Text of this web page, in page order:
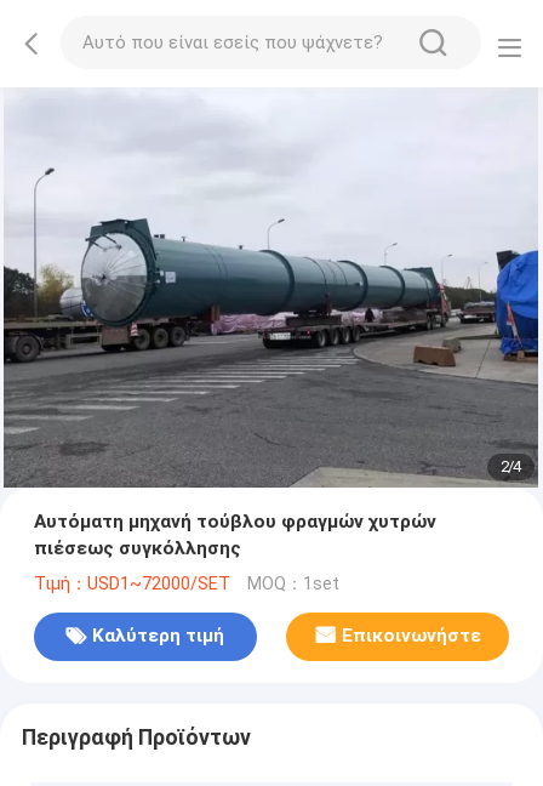
2/4
Αυτόματη μηχανή τούβλου φραγμών χυτρών
πιέσεως συγκόλλησης
Τιμή：USD1~72000/SET MOQ：1set
Καλύτερη τιμή Επικοινωνήστε
Περιγραφή Προϊόντων